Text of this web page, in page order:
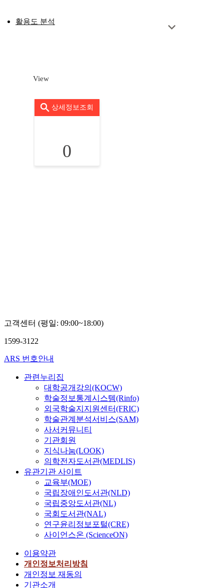
활용도 분석
View
상세정보조회
0
고객센터 (평일: 09:00~18:00)
1599-3122
ARS 번호안내
관련누리집
대학공개강의(KOCW)
학술정보통계시스템(Rinfo)
외국학술지지원센터(FRIC)
학술관계분석서비스(SAM)
사서커뮤니티
기관회원
지식나눔(LOOK)
의학전자도서관(MEDLIS)
유관기관 사이트
교육부(MOE)
국립장애인도서관(NLD)
국립중앙도서관(NL)
국회도서관(NAL)
연구윤리정보포털(CRE)
사이언스온 (ScienceON)
이용약관
개인정보처리방침
개인정보 재동의
기관소개